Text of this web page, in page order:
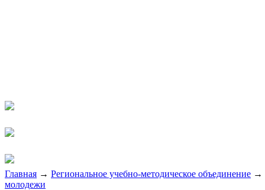
Главная → Региональное учебно-методическое объединение →
молодежи